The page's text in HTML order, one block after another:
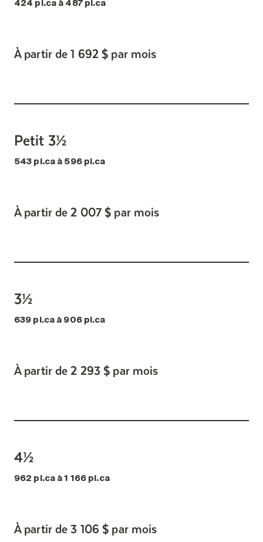
424 pi.ca à 487 pi.ca
À partir de 1 692 $ par mois
Petit 3½
543 pi.ca à 596 pi.ca
À partir de 2 007 $ par mois
3½
639 pi.ca à 906 pi.ca
À partir de 2 293 $ par mois
4½
962 pi.ca à 1 166 pi.ca
À partir de 3 106 $ par mois